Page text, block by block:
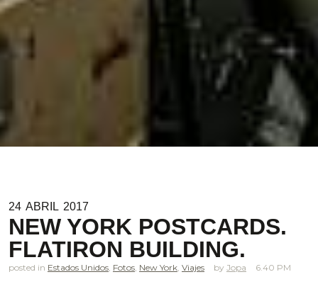
24 ABRIL 2017
NEW YORK POSTCARDS.
FLATIRON BUILDING.
posted in Estados Unidos, Fotos, New York, Viajes Jopa 6.40 PM